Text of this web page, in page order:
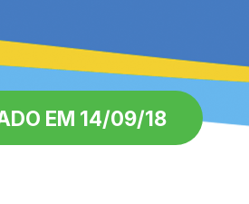
EM 14/09/18